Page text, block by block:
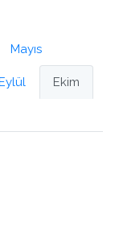
Mayıs
Eylül Ekim